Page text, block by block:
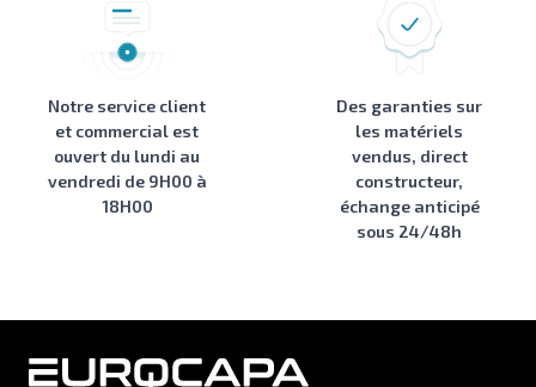
Notre service client
et commercial est
ouvert du lundi au
vendredi de 9H00 à
18H00
Des garanties sur
les matériels
vendus, direct
constructeur,
échange anticipé
sous 24/48h